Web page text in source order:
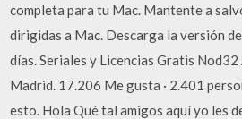
completa para tu Mac. Mantente a
dirigidas a Mac. Descarga la versión
días. Seriales y Licencias Gratis
Madrid. 17.206 Me gusta · 2.401
esto. Hola Qué tal amigos aquí yo les